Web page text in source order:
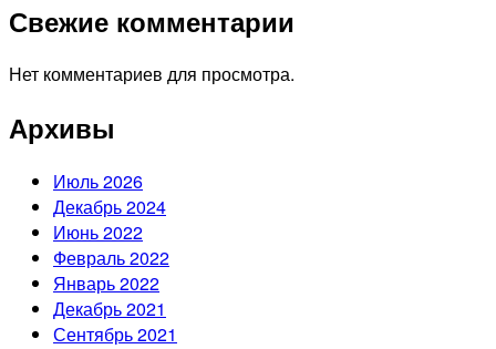
Свежие комментарии
Нет комментариев для просмотра.
Архивы
Июль 2026
Декабрь 2024
Июнь 2022
Февраль 2022
Январь 2022
Декабрь 2021
Сентябрь 2021